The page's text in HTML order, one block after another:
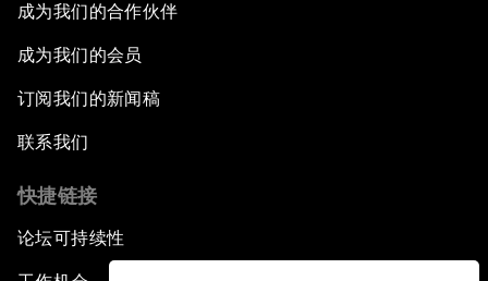
成为我们的合作伙伴
成为我们的会员
订阅我们的新闻稿
联系我们
快捷链接
论坛可持续性